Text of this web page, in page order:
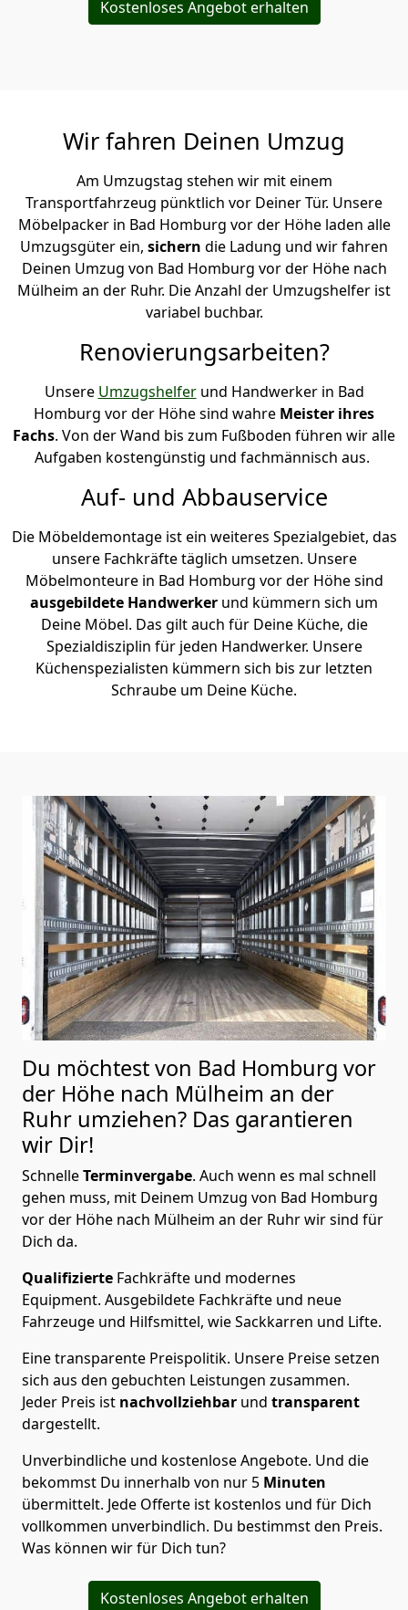
Kostenloses Angebot erhalten
Wir fahren Deinen Umzug
Am Umzugstag stehen wir mit einem
Transportfahrzeug pünktlich vor Deiner Tür. Unsere
Möbelpacker in Bad Homburg vor der Höhe laden alle
Umzugsgüter ein, sichern die Ladung und wir fahren
Deinen Umzug von Bad Homburg vor der Höhe nach
Mülheim an der Ruhr. Die Anzahl der Umzugshelfer ist
variabel buchbar.
Renovierungsarbeiten?
Unsere Umzugshelferund Handwerker in Bad
Homburg vor der Höhe sind wahre Meister ihres
Fachs. Von der Wand bis zum Fußboden führen wir alle
Aufgaben kostengünstig und fachmännisch aus.
Auf- und Abbauservice
Die Möbeldemontage ist ein weiteres Spezialgebiet, das
unsere Fachkräfte täglich umsetzen. Unsere
Möbelmonteure in Bad Homburg vor der Höhe sind
ausgebildete Handwerker und kümmern sich um
Deine Möbel. Das gilt auch für Deine Küche, die
Spezialdisziplin für jeden Handwerker. Unsere
Küchenspezialisten kümmern sich bis zur letzten
Schraube um Deine Küche.
Du möchtest von Bad Homburg vor
der Höhe nach Mülheim an der
Ruhr umziehen? Das garantieren
wir Dir!
SchnelleTerminvergabe. Auch wenn es mal schnell
gehen muss, mit Deinem Umzug von Bad Homburg
vor der Höhe nach Mülheim an der Ruhr wir sind für
Dich da.
Qualifizierte Fachkräfte und modernes
Equipment. Ausgebildete Fachkräfte und neue
Fahrzeuge und Hilfsmittel, wie Sackkarren und Lifte.
Eine transparente Preispolitik. Unsere Preise setzen
sich aus den gebuchten Leistungen zusammen.
Jeder Preis ist nachvollziehbar und transparent
dargestellt.
Unverbindliche und kostenlose Angebote. Und die
bekommst Du innerhalb von nur 5 Minuten
übermittelt. Jede Offerte ist kostenlos und für Dich
vollkommen unverbindlich. Du bestimmst den Preis.
Was können wir für Dich tun?
Kostenloses Angebot erhalten